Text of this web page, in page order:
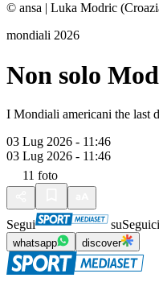
© ansa | Luka Modric
mondiali 2026
Non solo
I Mondiali americani the last
03 Lug 2026 - 11:46
03 Lug 2026 - 11:46
11 foto
Segui su
whatsapp discover